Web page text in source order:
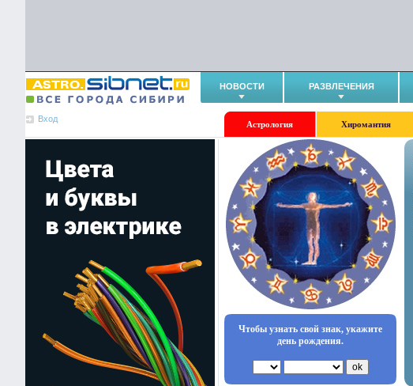
НОВОСТИ РАЗВЛЕЧЕНИЯ
Вход
Астрология Хиромантия
Чтобы узнать свой знак, укажите
день рождения.